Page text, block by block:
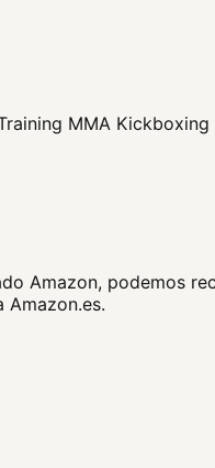
MMA
Amazon, podemos